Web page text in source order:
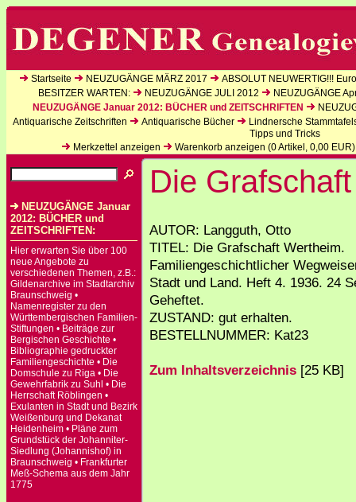
Startseite NEUZUGÄNGE MÄRZ 2017
ABSOLUT NEUWERTIG!!!
BESITZER WARTEN:
NEUZUGÄNGE JULI 2012
NEUZUGÄNGE
NEUZUGÄNGE Januar 2012: BÜCHER und ZEITSCHRIFTEN
Antiquarische Zeitschriften
Antiquarische Bücher
Lindnersche
Tipps und Tricks
Merkzettel anzeigen
Warenkorb anzeigen (0Artikel, 0,00 EUR)
NEUZUGÄNGE Januar
2012: BÜCHER und
ZEITSCHRIFTEN:
Hier erwarten Sie über 100
neue Angebote zu
verschiedenen Themen, z.B.:
Gildenarchive im Stadtarchiv
Braunschweig •
Namenregister zu den
Württembergischen Familien-
Stiftungen • Beiträge zur
Bergischen Geschichte •
Bibliographie gedruckter
Familiengeschichte • Die
Domschule zu Riga • Die
Gewehrfabrik zu Suhl • Die
Herrschaft Röblingen •
Exulanten in Stadt und Bezirk
Weißenburg und Dekanat
Heidenheim • Pläne zum
Grundstück der Johanniter-
Siedlung (Johannishof) in
Braunschweig • Frankfurter
Meß-Schema aus dem Jahr
1775
Die
AUTOR: Langguth, Otto
TITEL: Die Grafschaft Wertheim.
Familiengeschichtlicher
Stadt und Land. Heft 4. 1936. 24
Geheftet.
ZUSTAND: gut erhalten.
BESTELLNUMMER: Kat23
Zum Inhaltsverzeichnis [25 KB]